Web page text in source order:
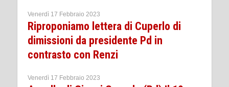
Venerdì 17 Febbraio 2023
Riproponiamo lettera di Cuperlo di
dimissioni da presidente Pd in
contrasto con Renzi
Venerdì 17 Febbraio 2023